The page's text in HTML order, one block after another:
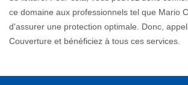
ce domaine aux professionnels tel que Mario
d'assurer une protection optimale. Donc,
Couverture et bénéficiez à tous ces services.